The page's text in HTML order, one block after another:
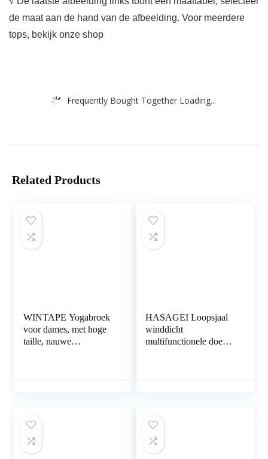
de maat aan de hand van de afbeelding. Voor meerdere
tops, bekijk onze shop
Frequently Bought Together Loading...
Related Products
WINTAPE Yogabroek
voor dames, met hoge
taille, nauwe
HASAGEI Loopsjaal
winddicht
multifunctionele doek
joggen